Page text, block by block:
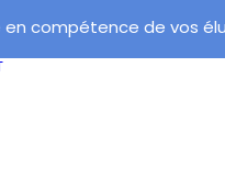
compétence de vos